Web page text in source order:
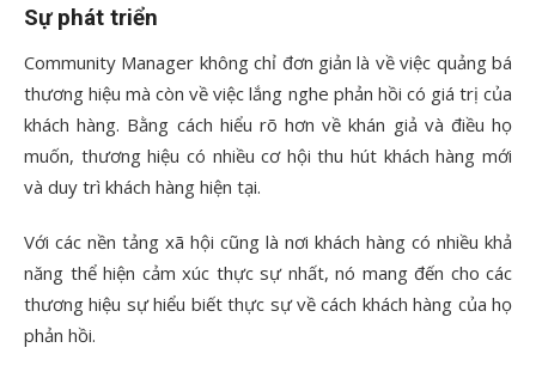
Sự phát triển
Community Manager không chỉ đơn giản là về việc quảng bá
thương hiệu mà còn về việc lắng nghe phản hồi có giá trị của
khách hàng. Bằng cách hiểu rõ hơn về khán giả và điều họ
muốn, thương hiệu có nhiều cơ hội thu hút khách hàng mới
và duy trì khách hàng hiện tại.
Với các nền tảng xã hội cũng là nơi khách hàng có nhiều khả
năng thể hiện cảm xúc thực sự nhất, nó mang đến cho các
thương hiệu sự hiểu biết thực sự về cách khách hàng của họ
phản hồi.